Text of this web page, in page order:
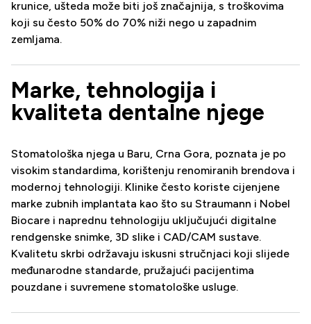
krunice, ušteda može biti još značajnija, s troškovima
koji su često 50% do 70% niži nego u zapadnim
zemljama.
Marke, tehnologija i
kvaliteta dentalne njege
Stomatološka njega u Baru, Crna Gora, poznata je po
visokim standardima, korištenju renomiranih brendova i
modernoj tehnologiji. Klinike često koriste cijenjene
marke zubnih implantata kao što su Straumann i Nobel
Biocare i naprednu tehnologiju uključujući digitalne
rendgenske snimke, 3D slike i CAD/CAM sustave.
Kvalitetu skrbi održavaju iskusni stručnjaci koji slijede
međunarodne standarde, pružajući pacijentima
pouzdane i suvremene stomatološke usluge.